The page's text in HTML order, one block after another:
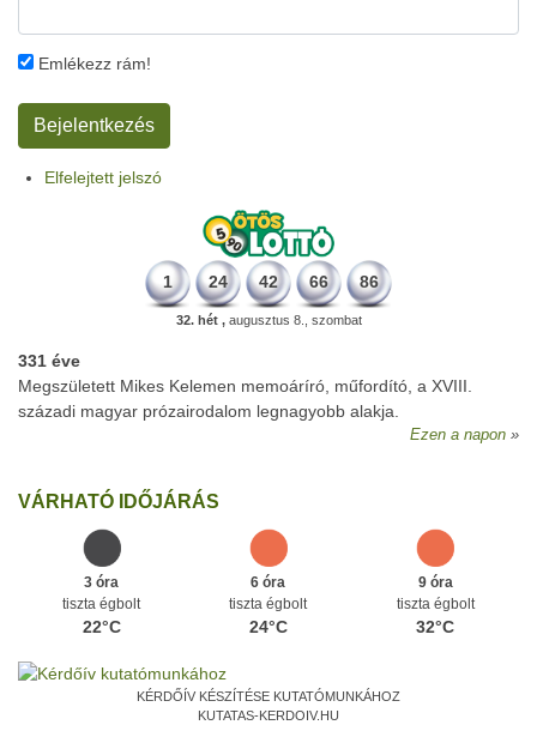
Emlékezz rám!
Elfelejtett jelszó
1 24 42 66 86
32. hét ,augusztus 8., szombat
331 éve
Megszületett Mikes Kelemen memoáríró, műfordító, a XVIII.
századi magyar prózairodalom legnagyobb alakja.
Ezen a napon
VÁRHATÓ IDŐJÁRÁS
3 óra
tiszta égbolt
22°C
6 óra
tiszta égbolt
24°C
9 óra
tiszta égbolt
32°C
KÉRDŐÍV KÉSZÍTÉSE KUTATÓMUNKÁHOZ
KUTATAS-KERDOIV.HU